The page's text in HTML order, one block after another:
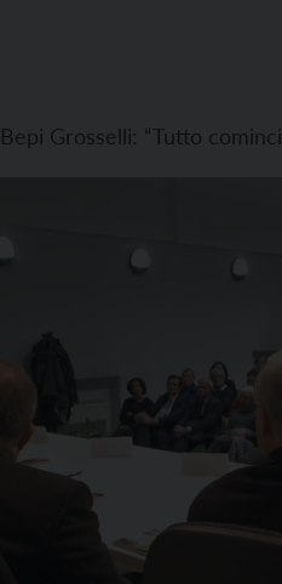
Grosselli: “Tutto